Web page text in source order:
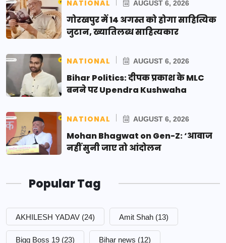
NATIONAL AUGUST 6, 2026
गोरखपुर में 14 अगस्त को होगा साहित्यिक
जुटान, ख्यातिलब्ध साहित्यकार
NATIONAL AUGUST 6, 2026
Bihar Politics: दीपक प्रकाश के MLC
बनने पर Upendra Kushwaha
NATIONAL AUGUST 6, 2026
Mohan Bhagwat on Gen-Z: ‘आवाज
नहीं सुनी जाए तो आंदोलन
Popular Tag
AKHILESH YADAV (24) Amit Shah (13)
Bigg Boss 19 (23) Bihar news (12)